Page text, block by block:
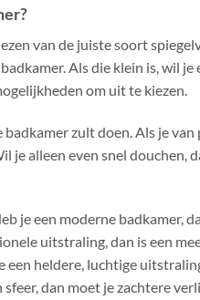
van de juiste soort
Als die klein is, wil
om uit te kiezen.
zult doen. Als je
je alleen even snel douchen,
je een moderne badkamer,
uitstraling, dan is een
heldere, luchtige
dan moet je zachtere